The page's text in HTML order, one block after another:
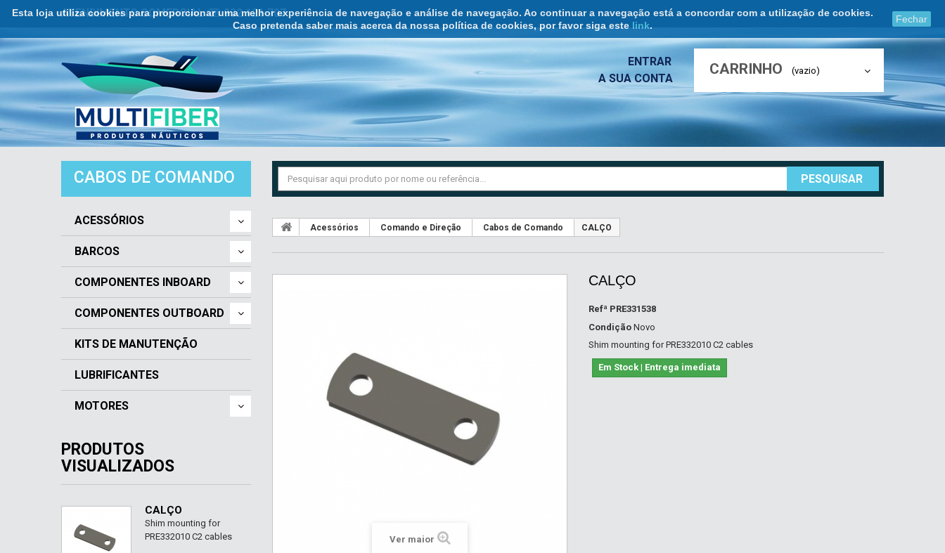
Esta loja utiliza cookies para proporcionar uma melhor experiência de navegação e análise de navegação. Ao continuar a navegação está a concordar com a utilização de cookies.
Caso pretenda saber mais acerca da nossa política de cookies, por favor siga este link.
Fechar
ATENDIMENTO COMERCIAL ☏ 932 121 707
CARRINHO (vazio)
ENTRAR
A SUA CONTA
PESQUISAR
CABOS DE COMANDO
ACESSÓRIOS
BARCOS
COMPONENTES INBOARD
COMPONENTES OUTBOARD
KITS DE MANUTENÇÃO
LUBRIFICANTES
MOTORES
PRODUTOS
VISUALIZADOS
CALÇO
Shim mounting for
PRE332010 C2 cables
Acessórios Comando e Direção Cabos de Comando CALÇO
Ver maior
CALÇO
Refª PRE331538
Condição Novo
Shim mounting for PRE332010 C2 cables
Em Stock | Entrega imediata